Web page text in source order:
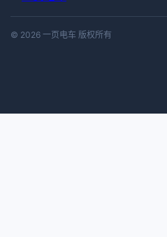
© 2026 一页电车 版权所有